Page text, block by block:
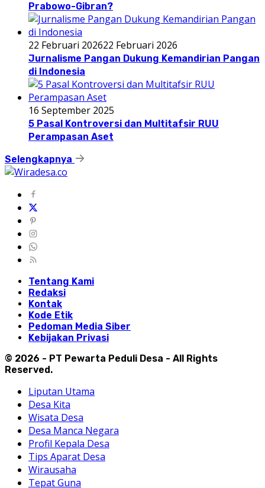
Prabowo-Gibran?
22 Februari 202622 Februari 2026
Jurnalisme Pangan Dukung Kemandirian Pangan
di Indonesia
16 September 2025
5 Pasal Kontroversi dan Multitafsir RUU
Perampasan Aset
Selengkapnya
Tentang Kami
Redaksi
Kontak
Kode Etik
Pedoman Media Siber
Kebijakan Privasi
© 2026 - PT Pewarta Peduli Desa - All Rights
Reserved.
Liputan Utama
Desa Kita
Wisata Desa
Desa Manca Negara
Profil Kepala Desa
Tips Aparat Desa
Wirausaha
Tepat Guna